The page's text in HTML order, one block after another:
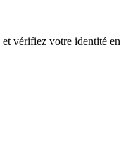
vérifiez votre identité en